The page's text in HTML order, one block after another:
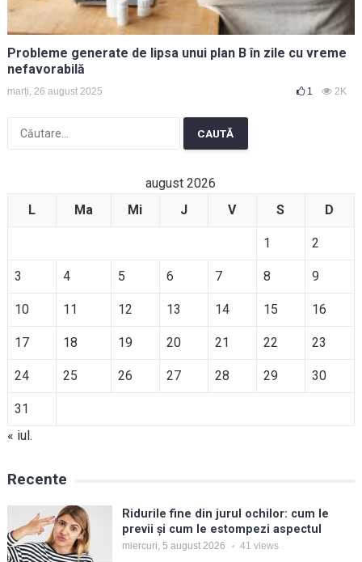
Probleme generate de lipsa unui plan B în zile cu vreme
nefavorabilă
marți, 26 august 2025 1 2K
Caută
august 2026
L
Ma Mi J V S D
1 2
3 4 5 6 7 8 9
10 11 12 13 14 15 16
17 18 19 20 21 22 23
24 25 26 27 28 29 30
31
« iul.
Recente
Ridurile fine din jurul ochilor: cum le
previi și cum le estompezi aspectul
miercuri, 5 august 2026 41 views